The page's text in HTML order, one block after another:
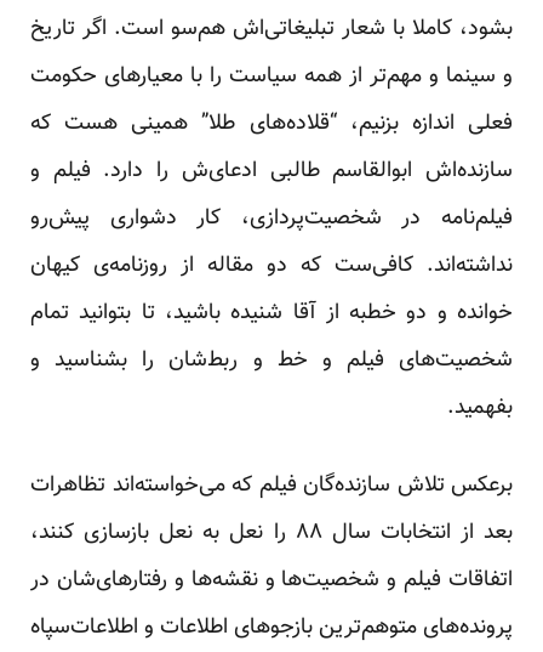
بشود، کاملا با شعار تبلیغاتی‌اش هم‌سو است. اگر تاریخ
و سینما و مهم‌تر از همه سیاست را با معیارهای حکومت
فعلی اندازه بزنیم، “قلاده‌های طلا” همینی هست که
سازنده‌اش ابوالقاسم طالبی ادعای‌ش را دارد. فیلم و
فیلم‌نامه در شخصیت‌پردازی، کار دشواری پیش‌رو
نداشته‌اند. کافی‌ست که دو مقاله از روزنامه‌ی کیهان
خوانده و دو خطبه از آقا شنیده باشید، تا بتوانید تمام
شخصیت‌های فیلم و خط و ربط‌شان را بشناسید و
بفهمید.
برعکس تلاش سازنده‌گان فیلم که می‌خواسته‌اند تظاهرات
بعد از انتخابات سال ۸۸ را نعل به نعل بازسازی کنند،
اتفاقات فیلم و شخصیت‌ها و نقشه‌ها و رفتارهای‌شان در
پرونده‌های متوهم‌ترین بازجوهای اطلاعات و اطلاعات‌سپاه